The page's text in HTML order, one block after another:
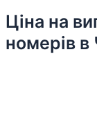
Ціна на
номерів в